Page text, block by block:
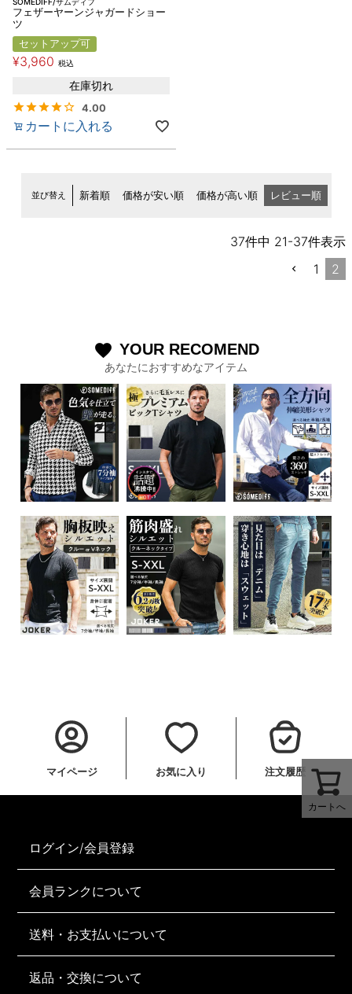
フェザーヤーンジャガードショー
ツ
セットアップ可
¥3,960 税込
在庫切れ
4.00
カートに入れる
並び替え 新着順 価格が安い順 価格が高い順 レビュー順
37件中 21-37件表示
1
2
カートへ
favorite YOUR RECOMEND
あなたにおすすめなアイテム
マイページ お気に入り 注文履歴
ログイン/会員登録
会員ランクについて
送料・お支払いについて
返品・交換について